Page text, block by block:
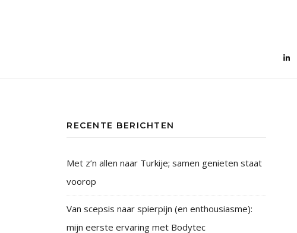
RECENTE BERICHTEN
Met z’n allen naar Turkije; samen genieten staat
voorop
Van scepsis naar spierpijn (en enthousiasme):
mijn eerste ervaring met Bodytec